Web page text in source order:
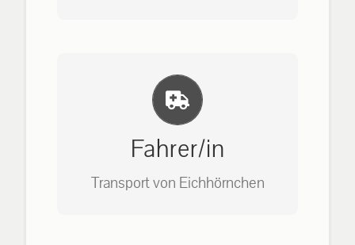
Bitte unter unserem Büro anrufen
auf: 0162-7909946
Fahrer/in
Transport von Eichhörnchen
Einlernung und Infos